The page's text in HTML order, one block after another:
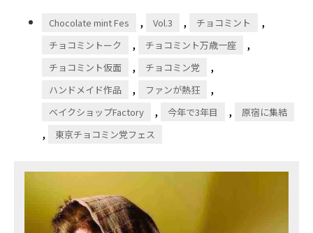
Chocolate mint Fes , Vol.3 , チョコミント ,
チョコミントーク , チョコミント万歳一座 ,
チョコミント仮面 , チョコミン党 ,
ハンドメイド作品 , ファンが熱狂 ,
ベイクショップFactory , 今年で3年目 , 原宿に集結
, 東京チョコミン党フェス